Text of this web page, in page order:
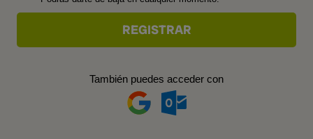
También puedes acceder con